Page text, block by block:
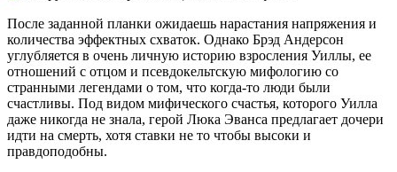
После заданной планки ожидаешь нарастания напряжения и
количества эффектных схваток. Однако Брэд Андерсон
углубляется в очень личную историю взросления Уиллы, ее
отношений с отцом и псевдокельтскую мифологию со
странными легендами о том, что когда-то люди были
счастливы. Под видом мифического счастья, которого Уилла
даже никогда не знала, герой Люка Эванса предлагает дочери
идти на смерть, хотя ставки не то чтобы высоки и
правдоподобны.